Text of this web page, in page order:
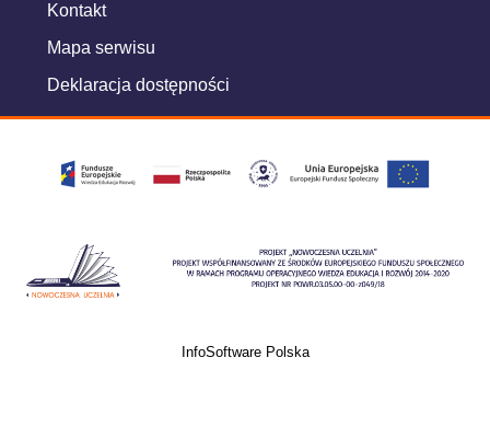
Kontakt
Mapa serwisu
Deklaracja dostępności
InfoSoftware Polska